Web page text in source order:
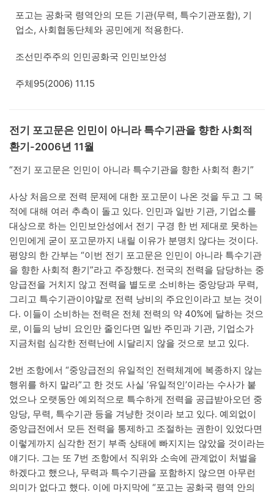
포고는 공화국 령역안의 모든 기관(무력, 특수기관포함), 기
업소, 사회협동단체와 공민에게 적용한다.
조선민주주의 인민공화국 인민보안성
주체95(2006) 11.15
전기 포고문은 인민이 아니라 특수기관을 향한 사회적
환기-2006년 11월
“전기 포고문은 인민이 아니라 특수기관을 향한 사회적 환기”
사상 처음으로 전력 문제에 대한 포고문이 나온 것을 두고 그 목
적에 대해 여러 추측이 돌고 있다. 인민과 일반 기관, 기업소를
대상으로 하는 인민보안성에서 전기 구경 한 번 제대로 못하는
인민에게 굳이 포고문까지 내릴 이유가 분명치 않다는 것이다.
평양의 한 간부는 “이번 전기 포고문은 인민이 아니라 특수기관
을 향한 사회적 환기”라고 주장했다. 전국의 전력을 담당하는 중
앙급전을 거치지 않고 전력을 별도로 소비하는 중앙당과 무력,
그리고 특수기관이야말로 전력 낭비의 주요인이라고 보는 것이
다. 이들이 소비하는 전력은 전체 전력의 약 40%에 달하는 것으
로, 이들의 낭비 요인만 줄인다면 일반 주민과 기관, 기업소가
지금처럼 심각한 전력난에 시달리지 않을 것으로 보고 있다.
2번 조항에서 “중앙급전의 유일적인 전력체계에 복종하지 않는
행위를 하지 말라”고 한 것도 사실 ‘유일적인’이라는 수사가 붙
었으나 오랫동안 예외적으로 특수하게 전력을 공급받아오던 중
앙당, 무력, 특수기관 등을 겨냥한 것이라 보고 있다. 예외없이
중앙급전에서 모든 전력을 통제하고 조절하는 권한이 있었다면
이렇게까지 심각한 전기 부족 상태에 빠지지는 않았을 것이라는
얘기다. 그는 또 7번 조항에서 직위와 소속에 관계없이 처벌을
하겠다고 했으나, 무력과 특수기관을 포함하지 않으면 아무런
의미가 없다고 했다. 이에 마지막에 “포고는 공화국 령역 안의